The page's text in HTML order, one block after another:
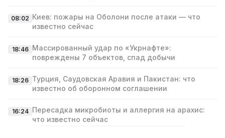
08:02 Киев: пожары на Оболони после атаки — что
известно сейчас
18:46 Массированный удар по «Укрнафте»:
повреждены 7 объектов, спад добычи
18:26 Турция, Саудовская Аравия и Пакистан: что
известно об оборонном соглашении
16:24 Пересадка микробиоты и аллергия на арахис:
что известно сейчас